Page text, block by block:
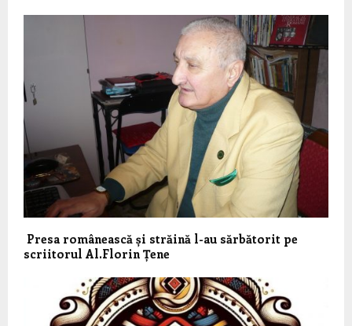
Presa românească și străină l-au sărbătorit pe
scriitorul Al.Florin Țene